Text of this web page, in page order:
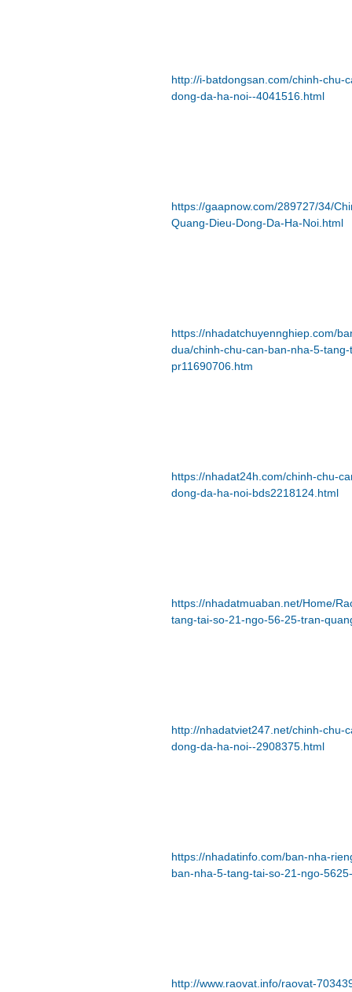
http://i-batdongsan.com/chinh-
dong-da-ha-noi--4041516.html
https://gaapnow.com/289727/34/
Quang-Dieu-Dong-Da-Ha-Noi.html
https://nhadatchuyennghiep.com/
dua/chinh-chu-can-ban-nha-5-
pr11690706.htm
https://nhadat24h.com/chinh-chu-
dong-da-ha-noi-bds2218124.html
https://nhadatmuaban.net/Home/
tang-tai-so-21-ngo-56-25-tran-
http://nhadatviet247.net/chinh-
dong-da-ha-noi--2908375.html
https://nhadatinfo.com/ban-nha-
ban-nha-5-tang-tai-so-21-ngo-
http://www.raovat.info/raovat-